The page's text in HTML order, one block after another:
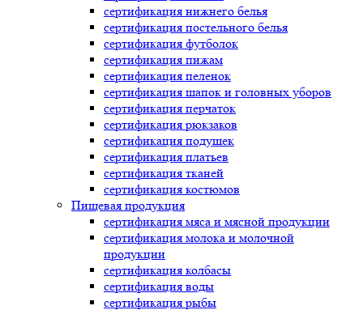
сертификация нижнего белья
сертификация постельного белья
сертификация футболок
сертификация пижам
сертификация пеленок
сертификация шапок и головных уборов
сертификация перчаток
сертификация рюкзаков
сертификация подушек
сертификация платьев
сертификация тканей
сертификация костюмов
Пищевая продукция
сертификация мяса и мясной продукции
сертификация молока и молочной
продукции
сертификация колбасы
сертификация воды
сертификация рыбы